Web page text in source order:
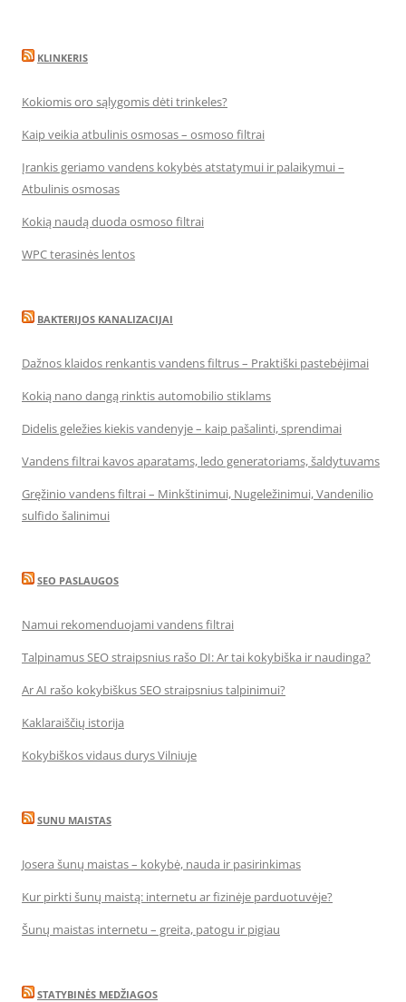
KLINKERIS
Kokiomis oro sąlygomis dėti trinkeles?
Kaip veikia atbulinis osmosas – osmoso filtrai
Įrankis geriamo vandens kokybės atstatymui ir palaikymui –
Atbulinis osmosas
Kokią naudą duoda osmoso filtrai
WPC terasinės lentos
BAKTERIJOS KANALIZACIJAI
Dažnos klaidos renkantis vandens filtrus – Praktiški pastebėjimai
Kokią nano dangą rinktis automobilio stiklams
Didelis geležies kiekis vandenyje – kaip pašalinti, sprendimai
Vandens filtrai kavos aparatams, ledo generatoriams, šaldytuvams
Gręžinio vandens filtrai – Minkštinimui, Nugeležinimui, Vandenilio
sulfido šalinimui
SEO PASLAUGOS
Namui rekomenduojami vandens filtrai
Talpinamus SEO straipsnius rašo DI: Ar tai kokybiška ir naudinga?
Ar AI rašo kokybiškus SEO straipsnius talpinimui?
Kaklaraiščių istorija
Kokybiškos vidaus durys Vilniuje
SUNU MAISTAS
Josera šunų maistas – kokybė, nauda ir pasirinkimas
Kur pirkti šunų maistą: internetu ar fizinėje parduotuvėje?
Šunų maistas internetu – greita, patogu ir pigiau
STATYBINĖS MEDŽIAGOS